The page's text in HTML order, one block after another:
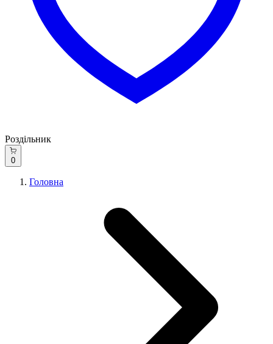
Роздільник
0
Головна